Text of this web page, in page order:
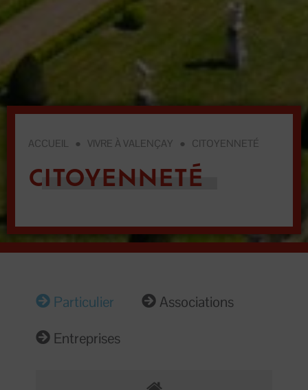
ACCUEIL ● VIVRE À VALENÇAY ● CITOYENNETÉ
CITOYENNETÉ
Particulier
Associations
Entreprises